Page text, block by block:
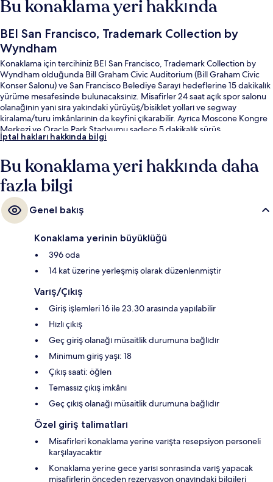
Bu konaklama yeri hakkında
BEI San Francisco, Trademark Collection by
Wyndham
Konaklama için tercihiniz BEI San Francisco, Trademark Collection by
Wyndham olduğunda Bill Graham Civic Auditorium (Bill Graham Civic
Konser Salonu) ve San Francisco Belediye Sarayı hedeflerine 15 dakikalık
yürüme mesafesinde bulunacaksınız. Misafirler 24 saat açık spor salonu
olanağının yanı sıra yakındaki yürüyüş/bisiklet yolları ve segway
kiralama/turu imkânlarının da keyfini çıkarabilir. Ayrıca Moscone Kongre
Merkezi ve Oracle Park Stadyumu sadece 5 dakikalık sürüş
mesafesindedir. Yardıma hazır personel ve konforlu odalar misafirlerden
St Durağı ve Market St & Hyde St Durağı yürüme mesafesindedir.
İptal hakları hakkında bilgi
Bu konaklama yeri hakkında daha
fazla bilgi
Genel bakış
Konaklama yerinin büyüklüğü
396 oda
14 kat üzerine yerleşmiş olarak düzenlenmiştir
Varış/Çıkış
Giriş işlemleri 16 ile 23.30 arasında yapılabilir
Hızlı çıkış
Geç giriş olanağı müsaitlik durumuna bağlıdır
Minimum giriş yaşı: 18
Çıkış saati: öğlen
Temassız çıkış imkânı
Geç çıkış olanağı müsaitlik durumuna bağlıdır
Özel giriş talimatları
Misafirleri konaklama yerine varışta resepsiyon personeli
karşılayacaktır
Konaklama yerine gece yarısı sonrasında varış yapacak
misafirlerin önceden rezervasyon onayındaki bilgileri